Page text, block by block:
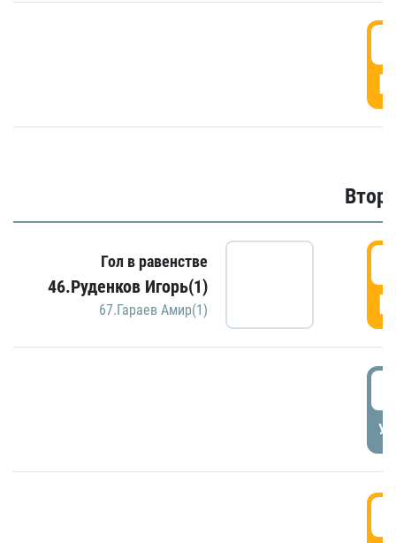
Гол в равенстве
46.Руденков Игорь(1)
67.Гараев Амир(1)